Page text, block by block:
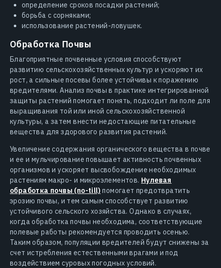
определение сроков посадки растений;
борьба с сорняками;
использование растений-ловушек.
Обработка Почвы
Благоприятные почвенные условия способствуют
развитию сельскохозяйственных культур и ускоряют их
рост, а сильные посевы более устойчивы к поражению
вредителями. Анализ почвы в практике интегрированной
защиты растений помогает понять, подходит ли поле для
выращивания той или иной сельскохозяйственной
культуры, а затем внести недостающие питательные
вещества для здорового развития растений.
Увеличение содержания органического вещества в почве
и ее и мульчирование повышает активность почвенных
организмов и ускоряет высвобождение необходимых
растениям макро- и микроэлементов. Нулевая
обработка почвы (no-till) помогает предотвратить
эрозию почвы, и тем самым способствует развитию
устойчивого сельского хозяйства. Однако в случаях,
когда обработка почвы необходима, соответствующие
полевые работы рекомендуется проводить осенью.
Таким образом, популяции вредителей будут снижены за
счет истребления естественными врагами и под
воздействием суровых погодных условий.